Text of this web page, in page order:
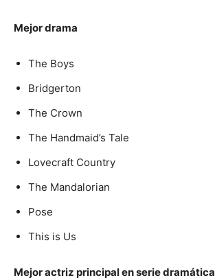
Mejor drama
The Boys
Bridgerton
The Crown
The Handmaid’s Tale
Lovecraft Country
The Mandalorian
Pose
This is Us
Mejor actriz principal en serie dramática